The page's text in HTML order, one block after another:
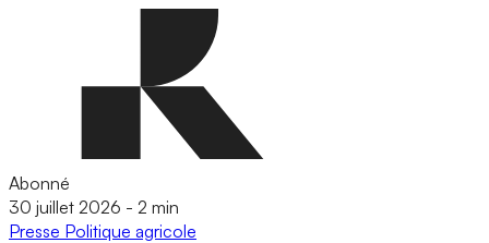
Abonné
30 juillet 2026 - 2 min
Presse Politique agricole